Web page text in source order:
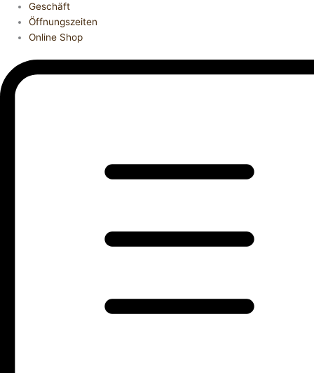
Geschäft
Öffnungszeiten
Online Shop